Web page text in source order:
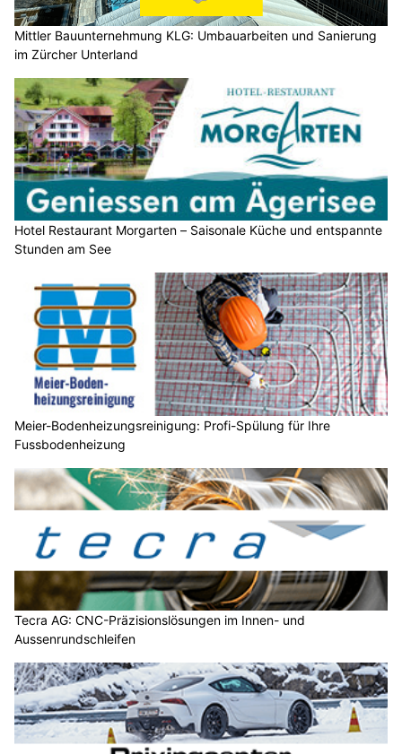
Mittler Bauunternehmung KLG: Umbauarbeiten und Sanierung
im Zürcher Unterland
Hotel Restaurant Morgarten – Saisonale Küche und entspannte
Stunden am See
Meier-Bodenheizungsreinigung: Profi-Spülung für Ihre
Fussbodenheizung
Tecra AG: CNC-Präzisionslösungen im Innen- und
Aussenrundschleifen